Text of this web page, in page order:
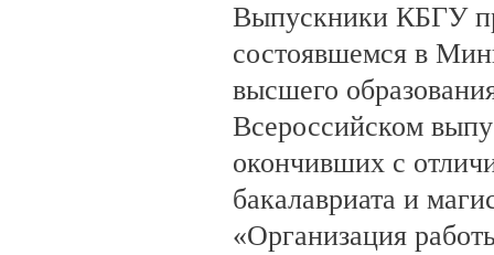
Выпускники КБГУ
состоявшемся в
высшего
Всероссийском
окончивших с
бакалавриата и
«Организация